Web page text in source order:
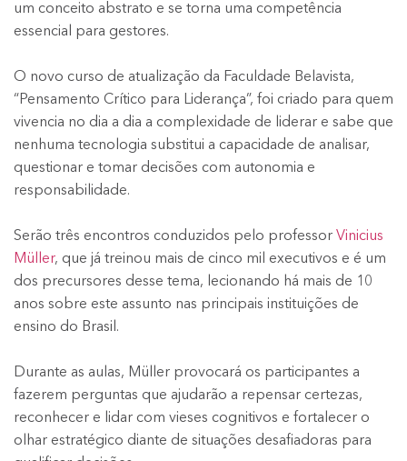
um conceito abstrato e se torna uma competência
essencial para gestores.
O novo curso de atualização da Faculdade Belavista,
“Pensamento Crítico para Liderança”, foi criado para quem
vivencia no dia a dia a complexidade de liderar e sabe que
nenhuma tecnologia substitui a capacidade de analisar,
questionar e tomar decisões com autonomia e
responsabilidade.
Serão três encontros conduzidos pelo professor Vinicius
Müller, que já treinou mais de cinco mil executivos e é um
dos precursores desse tema, lecionando há mais de 10
anos sobre este assunto nas principais instituições de
ensino do Brasil.
Durante as aulas, Müller provocará os participantes a
fazerem perguntas que ajudarão a repensar certezas,
reconhecer e lidar com vieses cognitivos e fortalecer o
olhar estratégico diante de situações desafiadoras para